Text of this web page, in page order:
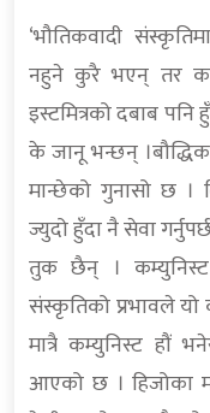
‘भौतिकवादी
नहुने कुरै भएन् तर
इस्टमित्रको दबाब
के जानू भन्छन्
मान्छेको गुनासो छ ।
ज्युदो हुँदा नै सेवा
तुक छैन् ।
संस्कृतिको प्रभावले
मात्रै कम्युनिस्ट हौं
आएको छ । हिजोका